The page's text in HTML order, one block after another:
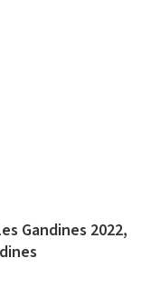
Gandines 2022,